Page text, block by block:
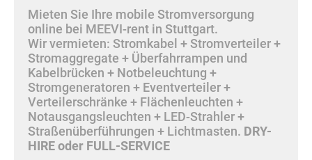
Mieten Sie Ihre mobile Stromversorgung
online bei MEEVI-rent in Stuttgart.
Wir vermieten: Stromkabel + Stromverteiler +
Stromaggregate + Überfahrrampen und
Kabelbrücken + Notbeleuchtung +
Stromgeneratoren + Eventverteiler +
Verteilerschränke + Flächenleuchten +
Notausgangsleuchten + LED-Strahler +
Straßenüberführungen + Lichtmasten. DRY-
HIRE oder FULL-SERVICE